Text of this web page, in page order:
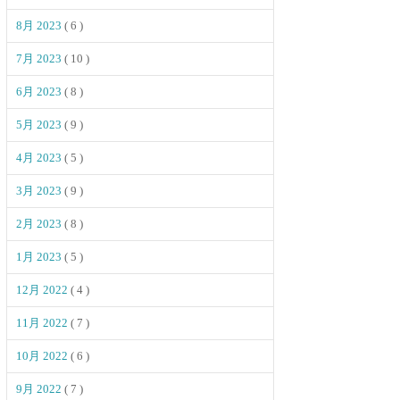
8月 2023 ( 6 )
7月 2023 ( 10 )
6月 2023 ( 8 )
5月 2023 ( 9 )
4月 2023 ( 5 )
3月 2023 ( 9 )
2月 2023 ( 8 )
1月 2023 ( 5 )
12月 2022 ( 4 )
11月 2022 ( 7 )
10月 2022 ( 6 )
9月 2022 ( 7 )